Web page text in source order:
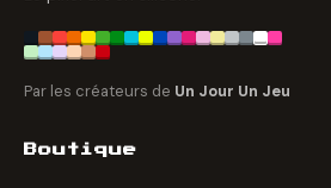
Par les créateurs de Un Jour Un Jeu
Boutique